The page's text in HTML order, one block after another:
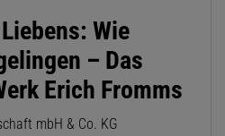
Wie
– Das
Erich Fromms
mbH & Co. KG